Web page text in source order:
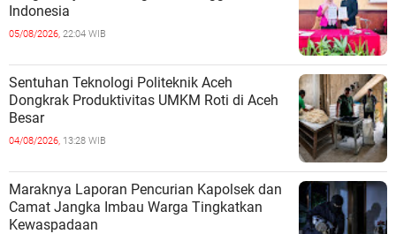
Indonesia
05/08/2026, 22:04 WIB
Sentuhan Teknologi Politeknik Aceh
Dongkrak Produktivitas UMKM Roti di Aceh
Besar
04/08/2026, 13:28 WIB
Maraknya Laporan Pencurian Kapolsek dan
Camat Jangka Imbau Warga Tingkatkan
Kewaspadaan